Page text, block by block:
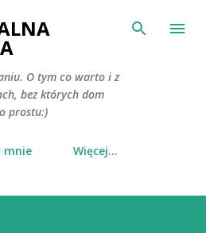
zawartości
O tym co warto i z
bez których dom
prostu:)
mnie Więcej…